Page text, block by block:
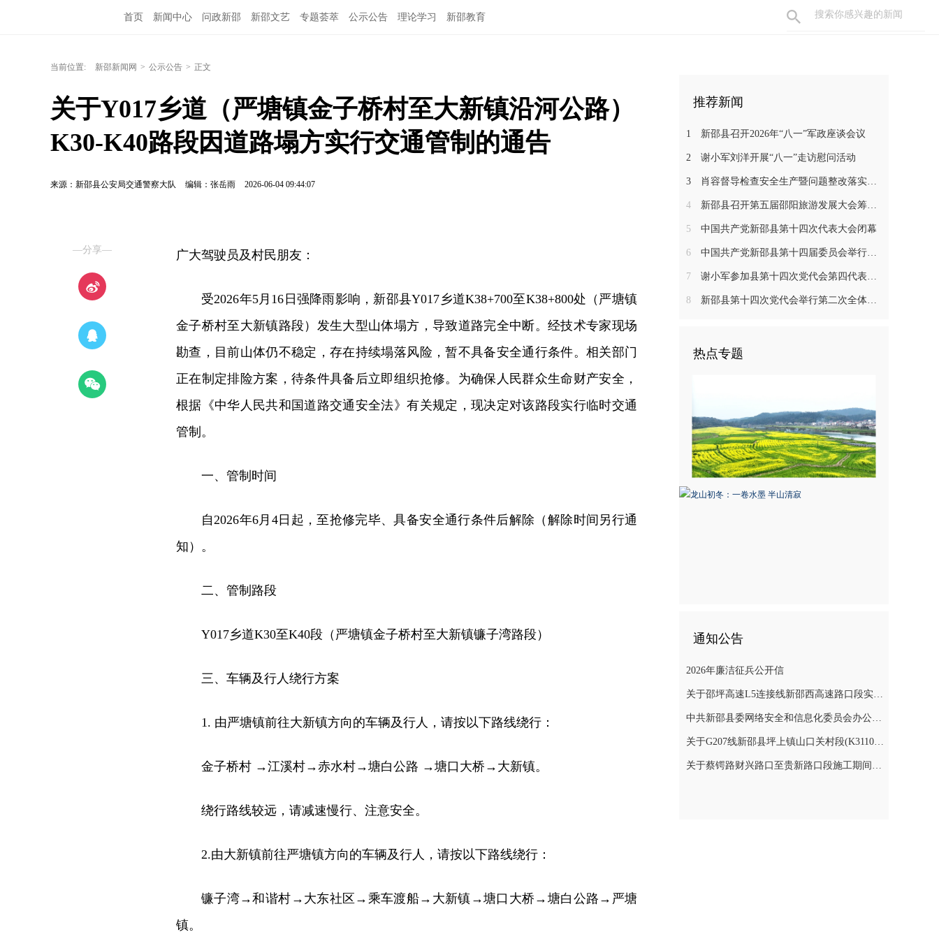
首页 新闻中心 问政新邵 新邵文艺 专题荟萃 公示公告 理论学习 新邵教育
当前位置: 新邵新闻网 > 公示公告 > 正文
关于Y017乡道（严塘镇金子桥村至大新镇沿河公路）
K30-K40路段因道路塌方实行交通管制的通告
来源：新邵县公安局交通警察大队 编辑：张岳雨 2026-06-04 09:44:07
—分享— 广大驾驶员及村民朋友：
受2026年5月16日强降雨影响，新邵县Y017乡道K38+700至K38+800处（严塘镇
金子桥村至大新镇路段）发生大型山体塌方，导致道路完全中断。经技术专家现场
勘查，目前山体仍不稳定，存在持续塌落风险，暂不具备安全通行条件。相关部门
正在制定排险方案，待条件具备后立即组织抢修。为确保人民群众生命财产安全，
根据《中华人民共和国道路交通安全法》有关规定，现决定对该路段实行临时交通
管制。
一、管制时间
自2026年6月4日起，至抢修完毕、具备安全通行条件后解除（解除时间另行通
知）。
二、管制路段
Y017乡道K30至K40段（严塘镇金子桥村至大新镇镰子湾路段）
三、车辆及行人绕行方案
1. 由严塘镇前往大新镇方向的车辆及行人，请按以下路线绕行：
金子桥村 →江溪村→赤水村→塘白公路 →塘口大桥→大新镇。
绕行路线较远，请减速慢行、注意安全。
2.由大新镇前往严塘镇方向的车辆及行人，请按以下路线绕行：
镰子湾→和谐村→大东社区→乘车渡船→大新镇→塘口大桥→塘白公路→严塘
镇。
推荐新闻
1 新邵县召开2026年“八一”军政座谈会议
2 谢小军刘洋开展“八一”走访慰问活动
3 肖容督导检查安全生产暨问题整改落实工作
4 新邵县召开第五届邵阳旅游发展大会筹备工作调度会
5 中国共产党新邵县第十四次代表大会闭幕
6 中国共产党新邵县第十四届委员会举行第一次全体会议
7 谢小军参加县第十四次党代会第四代表团分组讨论
8 新邵县第十四次党代会举行第二次全体会议
热点专题
通知公告
2026年廉洁征兵公开信
关于邵坪高速L5连接线新邵西高速路口段实施交通管制的公告
中共新邵县委网络安全和信息化委员会办公室关于巡察整改进展情况的通报
关于G207线新邵县坪上镇山口关村段(K3110+900～K3112+400)公路边坡地质灾害防治工程交通管制的公告
关于蔡锷路财兴路口至贵新路口段施工期间交通管制的通知